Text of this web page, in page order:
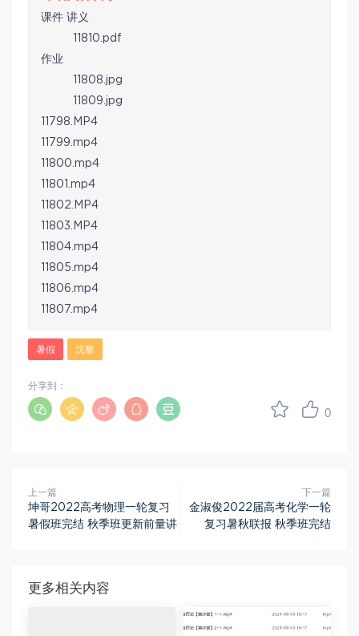
课件 讲义
11810.pdf
作业
11808.jpg
11809.jpg
11798.MP4
11799.mp4
11800.mp4
11801.mp4
11802.MP4
11803.MP4
11804.mp4
11805.mp4
11806.mp4
11807.mp4
暑假 沈黎
0
分享到：
上一篇
坤哥2022高考物理一轮复习
暑假班完结 秋季班更新前量讲
下一篇
金淑俊2022届高考化学一轮
复习暑秋联报 秋季班完结
更多相关内容